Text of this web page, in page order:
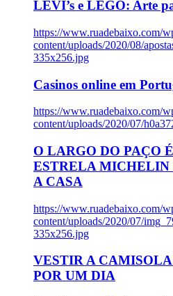
LEVI’s e LEGO: Arte
https://www.ruadebaixo.com/
content/uploads/2020/08/
335x256.jpg
Casinos online em
https://www.ruadebaixo.com/
content/uploads/2020/07/
O LARGO DO PAÇO
ESTRELA MICHELIN
A CASA
https://www.ruadebaixo.com/
content/uploads/2020/07/
335x256.jpg
VESTIR A
POR UM DIA